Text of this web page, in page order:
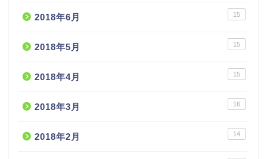
2018年6月 15
2018年5月 15
2018年4月 15
2018年3月 16
2018年2月 14